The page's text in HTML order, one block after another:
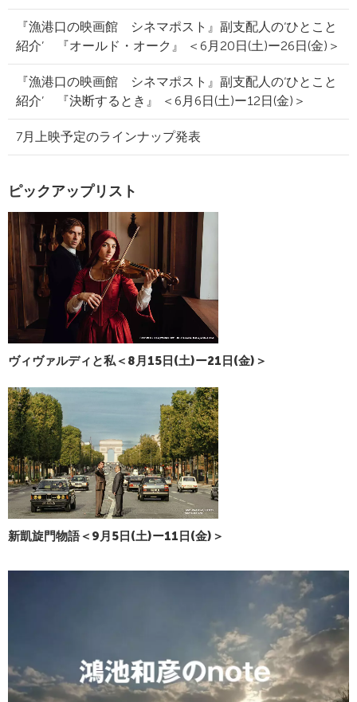
『漁港口の映画館 シネマポスト』副支配人の‘ひとこと
紹介’ 『オールド・オーク』 ＜6月20日(土)ー26日(金)＞
『漁港口の映画館 シネマポスト』副支配人の‘ひとこと
紹介’ 『決断するとき』 ＜6月6日(土)ー12日(金)＞
7月上映予定のラインナップ発表
ピックアップリスト
ヴィヴァルディと私＜8月15日(土)ー21日(金)＞
新凱旋門物語＜9月5日(土)ー11日(金)＞